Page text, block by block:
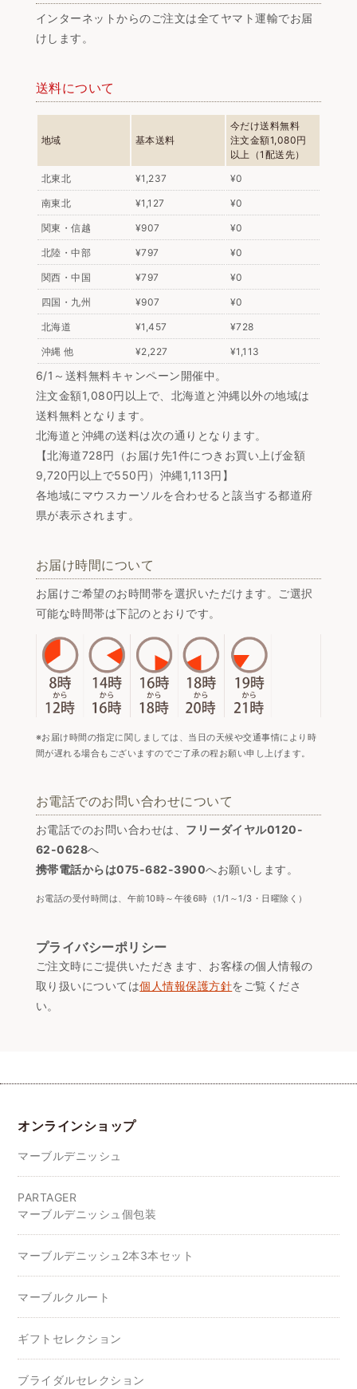
インターネットからのご注文は全てヤマト運輸でお届
けします。
送料について
地域 基本送料
今だけ送料無料
注文金額1,080円
以上（1配送先）
北東北
¥1,237 ¥0
南東北 ¥1,127 ¥0
関東・信越 ¥907 ¥0
北陸・中部 ¥797 ¥0
関西・中国 ¥797 ¥0
四国・九州 ¥907 ¥0
北海道 ¥1,457 ¥728
沖縄 他 ¥2,227 ¥1,113
6/1～送料無料キャンペーン開催中。
注文金額1,080円以上で、北海道と沖縄以外の地域は
送料無料となります。
北海道と沖縄の送料は次の通りとなります。
【北海道728円（お届け先1件につきお買い上げ金額
9,720円以上で550円）沖縄1,113円】
各地域にマウスカーソルを合わせると該当する都道府
県が表示されます。
お届け時間について
お届けご希望のお時間帯を選択いただけます。ご選択
可能な時間帯は下記のとおりです。
※お届け時間の指定に関しましては、当日の天候や交通事情により時
間が遅れる場合もございますのでご了承の程お願い申し上げます。
お電話でのお問い合わせについて
お電話でのお問い合わせは、 フリーダイヤル0120-
62-0628へ
携帯電話からは075-682-3900へお願いします。
お電話の受付時間は、午前10時～午後6時（1/1～1/3・日曜除く）
プライバシーポリシー
ご注文時にご提供いただきます、お客様の個人情報の
取り扱いについては個人情報保護方針をご覧くださ
い。
オンラインショップ
マーブルデニッシュ
PARTAGER
マーブルデニッシュ個包装
マーブルデニッシュ2本3本セット
マーブルクルート
ギフトセレクション
ブライダルセレクション